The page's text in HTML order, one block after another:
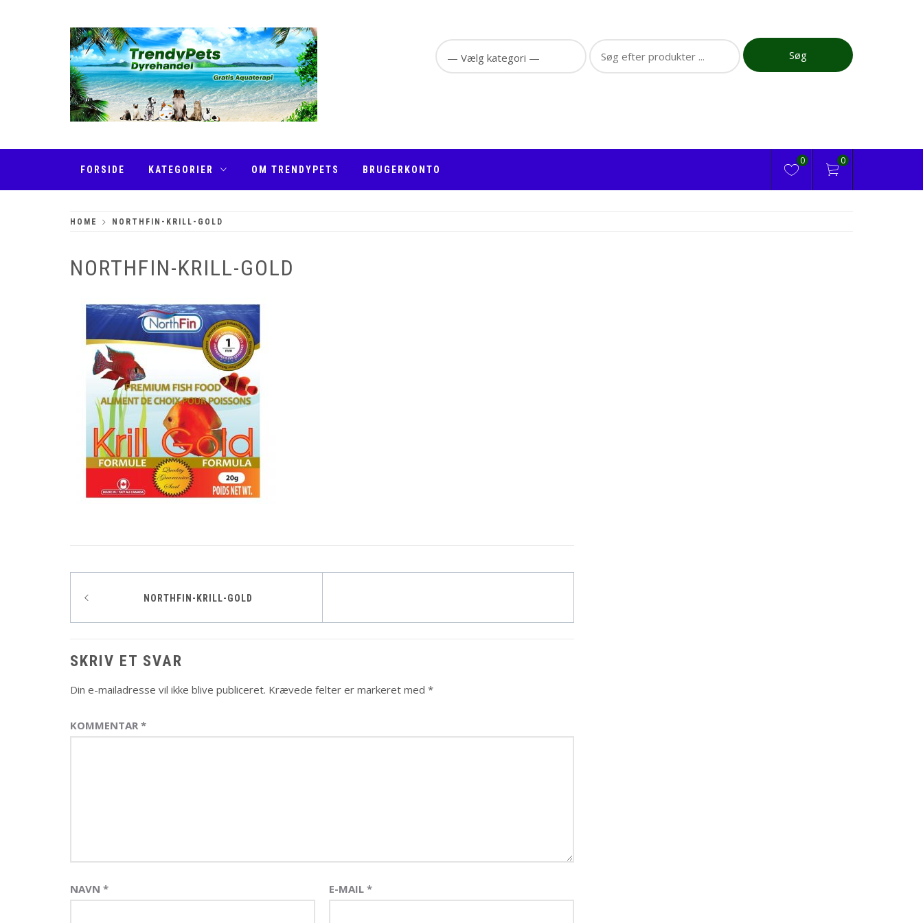
Search
for:
Søg
FORSIDE KATEGORIER OM TRENDYPETS BRUGERKONTO
0 0
HOME NORTHFIN-KRILL-GOLD
NORTHFIN-KRILL-GOLD
Indlægsnavigation
NORTHFIN-KRILL-GOLD
SKRIV ET SVAR
Din e-mailadresse vil ikke blive publiceret. Krævede felter er markeret med *
KOMMENTAR *
NAVN * E-MAIL *